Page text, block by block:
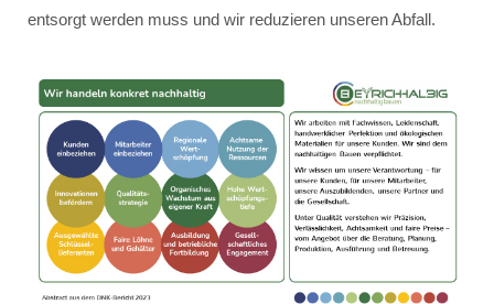
entsorgt werden muss und wir reduzieren unseren Abfall.